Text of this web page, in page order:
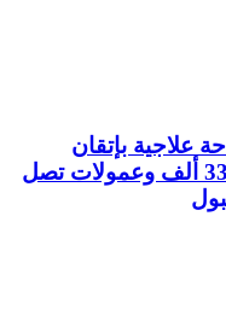
علاجية بإتقان
الإنجليزية أو الفرنسية راتب 33 ألف وعمولات تصل